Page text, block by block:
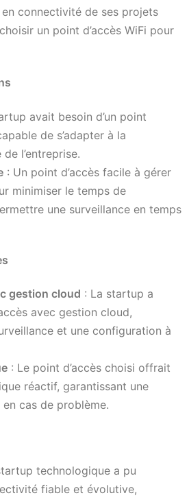
connectivité de ses projets
un point d’accès WiFi pour
avait besoin d’un point
de s’adapter à la
l’entreprise.
: Un point d’accès facile à gérer
minimiser le temps de
une surveillance en temps
gestion cloud : La startup a
avec gestion cloud,
et une configuration à
: Le point d’accès choisi offrait
réactif, garantissant une
cas de problème.
technologique a pu
fiable et évolutive,